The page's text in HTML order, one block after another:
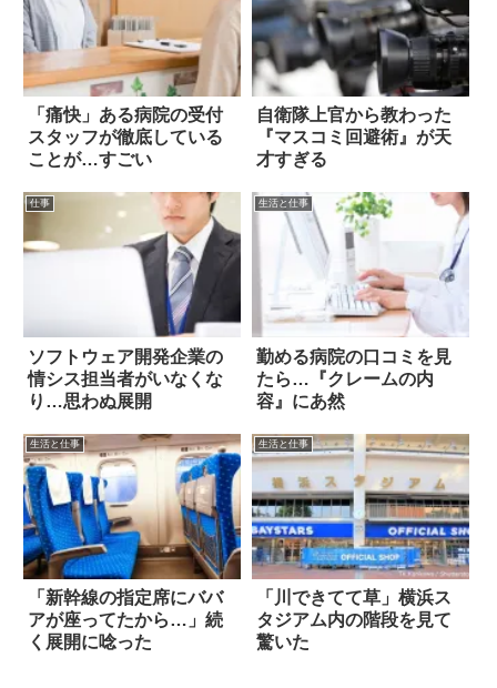
「痛快」ある病院の受付
スタッフが徹底している
ことが…すごい
自衛隊上官から教わった
『マスコミ回避術』が天
才すぎる
仕事
ソフトウェア開発企業の
情シス担当者がいなくな
り…思わぬ展開
生活と仕事
勤める病院の口コミを見
たら…『クレームの内
容』にあ然
生活と仕事
「新幹線の指定席にババ
アが座ってたから…」続
く展開に唸った
生活と仕事
「川できてて草」横浜ス
タジアム内の階段を見て
驚いた